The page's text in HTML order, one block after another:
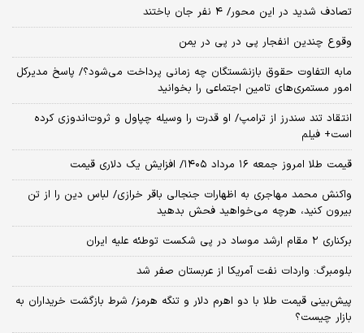
تصادف شدید در این محور/ ۴ نفر جان باختند
وقوع چندین انفجار پی در پی در یمن
مابه التفاوت حقوق بازنشستگان چه زمانی پرداخت می‌شود؟/ پاسخ مدیرکل
امور مستمری‌های تامین اجتماعی را بخوانید
انتقاد تند سندرز از ترامپ/ او قدرت را وسیله چپاول و ثروت‌اندوزی کرده
است+ فیلم
قیمت طلا امروز جمعه ۱۶ مرداد ۱۴۰۵/ افزایش یک دلاری قیمت
واکنش محمد مهاجری به اظهارات جنجالی باقر خرازی/ لباس دین را از تن
بیرون کنید، هرچه می‌خواهید فحش بدهید
برکناری ۲ مقام‌ ارشد موساد در پی شکست توطئه علیه ایران
بلومبرگ: واردات نفت آمریکا از عربستان صفر شد
پیش‌بینی قیمت طلا با دو اهرم دلار و تنگه هرمز/ شرط بازگشت خریداران به
بازار چیست؟